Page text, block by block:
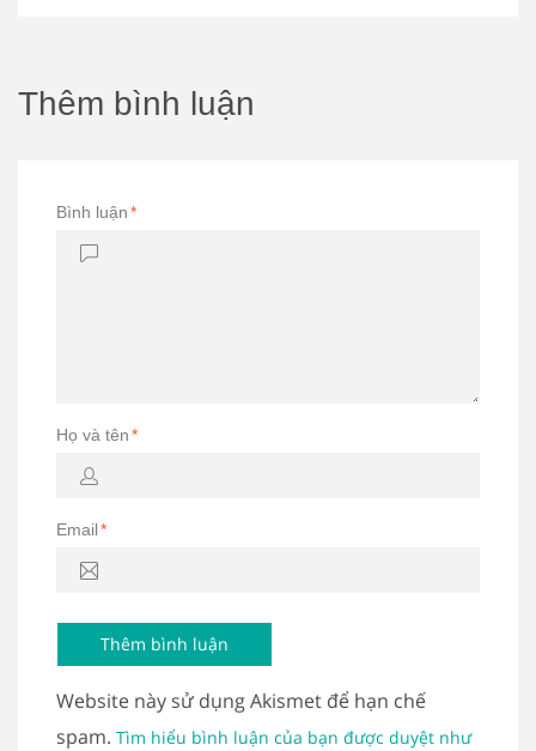
Thêm bình luận
Bình luận*
Họ và tên*
Email*
Website này sử dụng Akismet để hạn chế
spam. Tìm hiểu bình luận của bạn được duyệt như